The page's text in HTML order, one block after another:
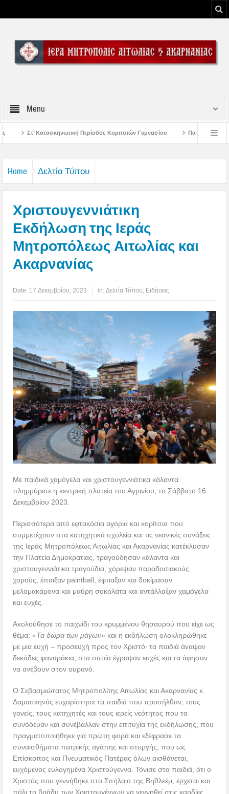
Menu
Κοριτσιών Γυμνασίου Παρακλήσεις πρώτης εβδομάδος
Home Δελτία Τύπου
Χριστουγεννιάτικη
Εκδήλωση της Ιεράς
Μητροπόλεως Αιτωλίας και
Ακαρνανίας
Date: 17 Δεκεμβρίου, 2023 in:Δελτία Τύπου Ειδήσεις
Με παιδικά χαμόγελα και χριστουγεννιάτικα κάλαντα
πλημμύρισε η κεντρική πλατεία του Αγρινίου, το Σάββατο 16
Δεκεμβρίου 2023.
Περισσότερα από εφτακόσια αγόρια και κορίτσια που
συμμετέχουν στα κατηχητικά σχολεία και τις νεανικές συνάξεις
της Ιεράς Μητροπόλεως Αιτωλίας και Ακαρνανίας κατέκλυσαν
την Πλατεία Δημοκρατίας, τραγούδησαν κάλαντα και
χριστουγεννιάτικα τραγούδια, χόρεψαν παραδοσιακούς
χορούς, έπαιξαν paintball, έφτιαξαν και δοκίμασαν
μελομακάρονα και μαύρη σοκολάτα και αντάλλαξαν χαμόγελα
και ευχές.
Ακολούθησε το παιχνίδι του κρυμμένου θησαυρού που είχε ως
θέμα:«Τα δώρα των μάγων» και η εκδήλωση ολοκληρώθηκε
με μια ευχή – προσευχή προς τον Χριστό· τα παιδιά άναψαν
δεκάδες φαναράκια, στα οποία έγραψαν ευχές και τα άφησαν
να ανέβουν στον ουρανό.
Ο Σεβασμιώτατος Μητροπολίτης Αιτωλίας και Ακαρνανίας κ.
Δαμασκηνός ευχαρίστησε τα παιδιά που προσήλθαν, τους
γονείς, τους κατηχητές και τους ιερείς νεότητος που τα
συνόδευαν και συνέβαλλαν στην επιτυχία της εκδήλωσης, που
πραγματοποιήθηκε για πρώτη φορά και εξέφρασε τα
συναισθήματα πατρικής αγάπης και στοργής, που ως
Επίσκοπος και Πνευματικός Πατέρας όλων αισθάνεται,
ευχόμενος ευλογημένα Χριστούγεννα. Τόνισε στα παιδιά, ότι ο
Χριστός που γεννήθηκε στο Σπήλαιο της Βηθλεέμ, έρχεται και
πάλι το βράδυ των Χριστουγέννων να γεννηθεί στις καρδίες